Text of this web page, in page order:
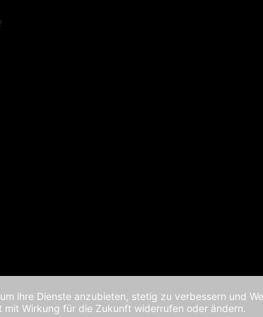
ihre Dienste anzubieten, stetig zu verbessern und
Wirkung für die Zukunft widerrufen oder ändern.